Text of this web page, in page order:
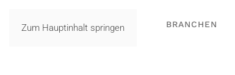
Zum Hauptinhalt springen BRANCHEN